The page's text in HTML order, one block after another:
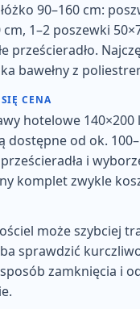
90–160 cm:
cm, 1–2 poszewki
prześcieradło.
bawełny z
CENA
hotelowe 140×200
dostępne od ok.
i
komplet zwykle
może szybciej
sprawdzić
zamknięcia i